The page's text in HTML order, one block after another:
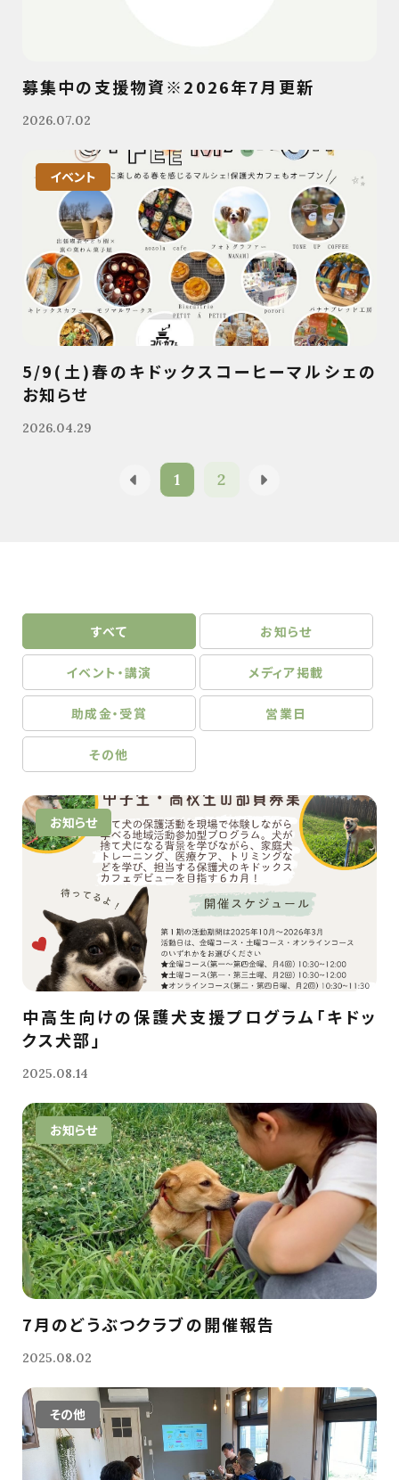
募集中の支援物資※2026年7月更新
2026.07.02
イベント
5/9(土)春のキドックスコーヒーマルシェの
お知らせ
2026.04.29
1 2
すべて お知らせ
イベント・講演 メディア掲載
助成金・受賞 営業日
その他
お知らせ
中高生向けの保護犬支援プログラム「キドッ
クス犬部」
2025.08.14
お知らせ
7月のどうぶつクラブの開催報告
2025.08.02
その他